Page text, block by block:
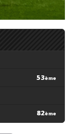
53ème
82ème